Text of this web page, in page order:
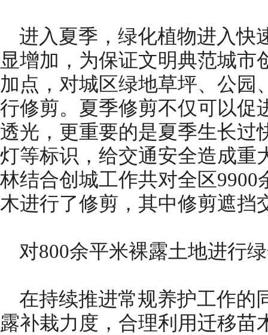
进入夏季，绿化植物进入快
显增加，为保证文明典范城市
加点，对城区绿地草坪、公园
行修剪。夏季修剪不仅可以促
透光，更重要的是夏季生长过
灯等标识，给交通安全造成重
林结合创城工作共对全区9900
木进行了修剪，其中修剪遮挡
对800余平米裸露土地进行
在持续推进常规养护工作的
露补栽力度，合理利用迁移苗